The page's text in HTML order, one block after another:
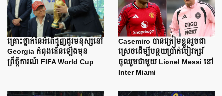
គ្រោះថ្នាក់នៃអំពើជួញដូរមនុស្សនៅ
Georgia កំពុងកើនឡើងមុន
ព្រឹត្តិការណ៍ FIFA World Cup
Casemiro បានត្រៀមខ្លួនរួចជា
ស្រេចដើម្បីបន្ថយប្រាក់បៀវត្សរ៍
ចូលរួមជាមួយ Lionel Messi នៅ
Inter Miami